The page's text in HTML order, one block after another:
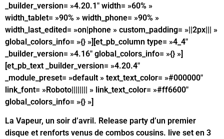
_builder_version= »4.20.1″ width= »60% »
width_tablet= »90% » width_phone= »90% »
width_last_edited= »on|phone » custom_padding= »||2px||| »
global_colors_info= »{} »][et_pb_column type= »4_4″
_builder_version= »4.16″ global_colors_info= »{} »]
[et_pb_text _builder_version= »4.20.4″
_module_preset= »default » text_text_color= »#000000″
link_font= »Roboto|||||||| » link_text_color= »#ff6600″
global_colors_info= »{} »]
La Vapeur, un soir d’avril. Release party d’un premier
disque et renforts venus de combos cousins. live set en 3